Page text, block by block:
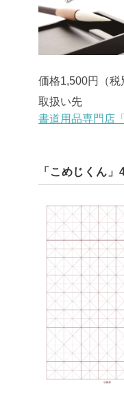
価格1,500円（税
取扱い先
書道用品専門店
「こめじくん」